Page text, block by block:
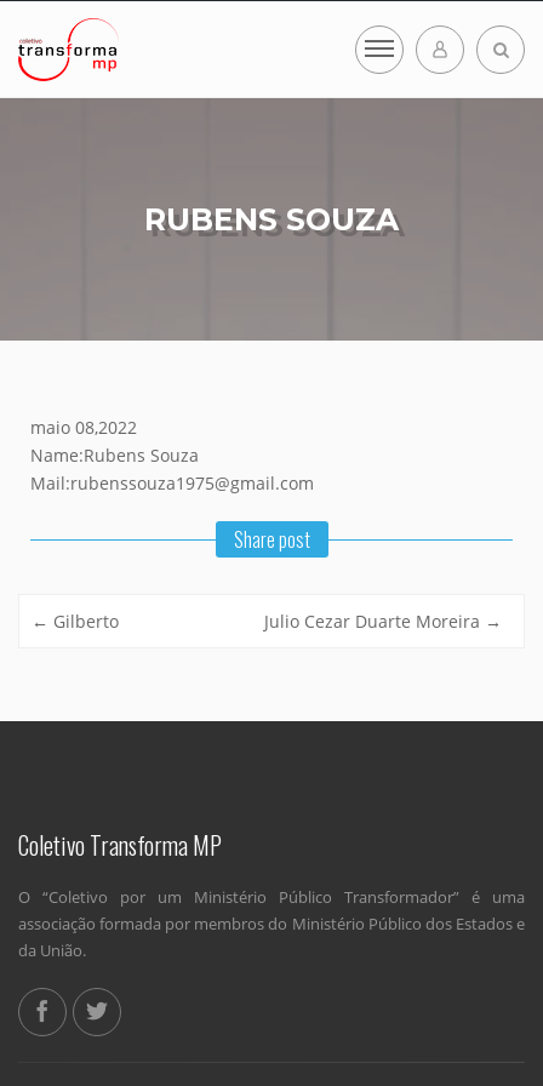
RUBENS SOUZA
maio 08,2022
Name:Rubens Souza
Mail:rubenssouza1975@gmail.com
Share post
← Gilberto Julio Cezar Duarte Moreira →
Coletivo Transforma MP
O “Coletivo por um Ministério Público Transformador” é uma
associação formada por membros do Ministério Público dos Estados e
da União.